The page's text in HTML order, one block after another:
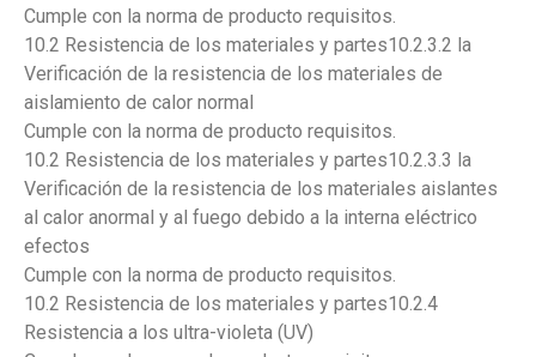
Cumple con la norma de producto requisitos.
10.2 Resistencia de los materiales y partes10.2.3.2 la
Verificación de la resistencia de los materiales de
aislamiento de calor normal
Cumple con la norma de producto requisitos.
10.2 Resistencia de los materiales y partes10.2.3.3 la
Verificación de la resistencia de los materiales aislantes
al calor anormal y al fuego debido a la interna eléctrico
efectos
Cumple con la norma de producto requisitos.
10.2 Resistencia de los materiales y partes10.2.4
Resistencia a los ultra-violeta (UV)